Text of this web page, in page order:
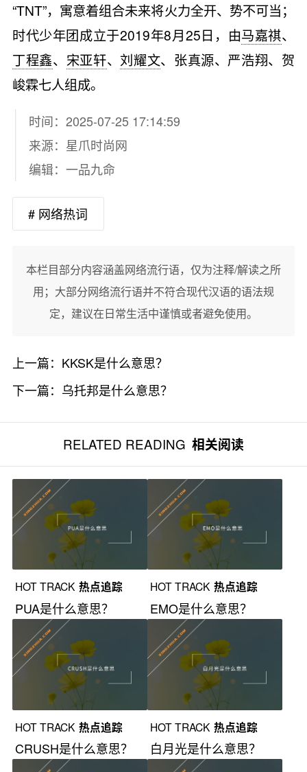
“TNT”，寓意着组合未来将火力全开、势不可当；
时代少年团成立于2019年8月25日，由马嘉祺、
丁程鑫、 宋亚轩、刘耀文、张真源、严浩翔、贺
峻霖七人组成。
时间：2025-07-25 17:14:59
来源： 星爪时尚网
编辑：一品九命
# 网络热词
本栏目部分内容涵盖网络流行语，仅为注释/解读之所
用；大部分网络流行语并不符合现代汉语的语法规
定，建议在日常生活中谨慎或者避免使用。
上一篇： KKSK是什么意思？
下一篇： 乌托邦是什么意思？
RELATED READING 相关阅读
HOT TRACK 热点追踪
PUA是什么意思？
HOT TRACK 热点追踪
EMO是什么意思？
HOT TRACK 热点追踪
CRUSH是什么意思？
HOT TRACK 热点追踪
白月光是什么意思？